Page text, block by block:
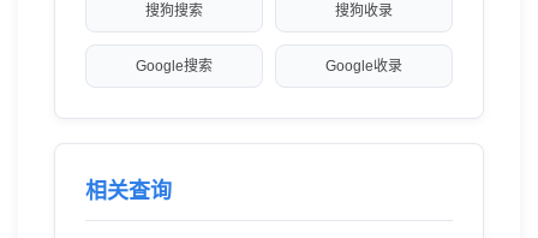
搜狗搜索 搜狗收录
Google搜索 Google收录
相关查询